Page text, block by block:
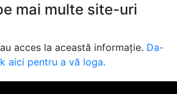
mai multe site-uri
acces la această informație. Da-
aici pentru a vă loga.